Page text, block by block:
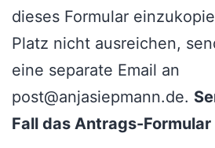
dieses Formular
Platz nicht ausreichen,
eine separate Email an
post@anjasiepmann.de.
Fall das Antrags-Formular